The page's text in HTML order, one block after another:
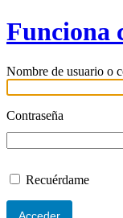
Funciona
Nombre de usuario o
Contraseña
Recuérdame